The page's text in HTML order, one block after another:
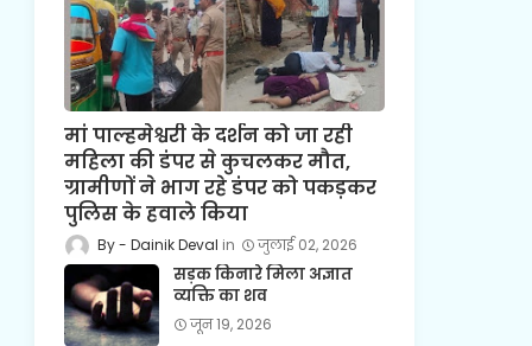
मां पाल्हमेश्वरी के दर्शन को जा रही
महिला की डंपर से कुचलकर मौत,
ग्रामीणों ने भाग रहे डंपर को पकड़कर
पुलिस के हवाले किया
Dainik Deval जुलाई 02, 2026
सड़क किनारे मिला अज्ञात
व्यक्ति का शव
जून 19, 2026